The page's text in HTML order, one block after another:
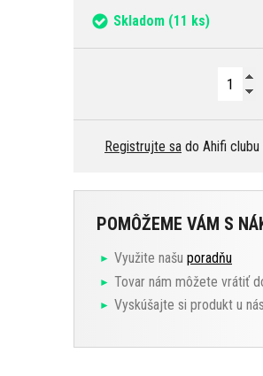
Skladom (11 ks)
Registrujte sa do Ahifi
POMÔŽEME VÁM S
Využite našu poradňu
Tovar nám môžete vrátiť
Vyskúšajte si produkt u nás